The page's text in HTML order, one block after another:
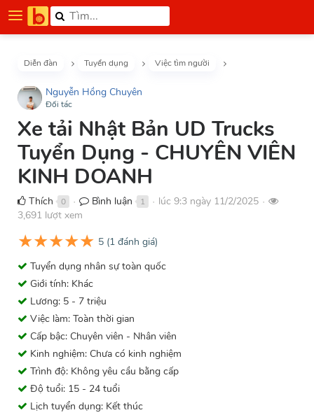
Diễn đàn Tuyển dụng Việc tìm người
Nguyễn Hồng Chuyên
Đối tác
Xe tải Nhật Bản UD Trucks
Tuyển Dụng - CHUYÊN VIÊN
KINH DOANH
Thích 0 ● Bình luận 1 ● lúc 9:3 ngày 11/2/2025 ●
3,691 lượt xem
★★★★★ 5 (1 đánh giá)
Tuyển dụng nhân sự toàn quốc
Giới tính: Khác
Lương: 5 - 7 triệu
Việc làm: Toàn thời gian
Cấp bậc: Chuyên viên - Nhân viên
Kinh nghiệm: Chưa có kinh nghiệm
Trình độ: Không yêu cầu bằng cấp
Độ tuổi: 15 - 24 tuổi
Lịch tuyển dụng: Kết thúc